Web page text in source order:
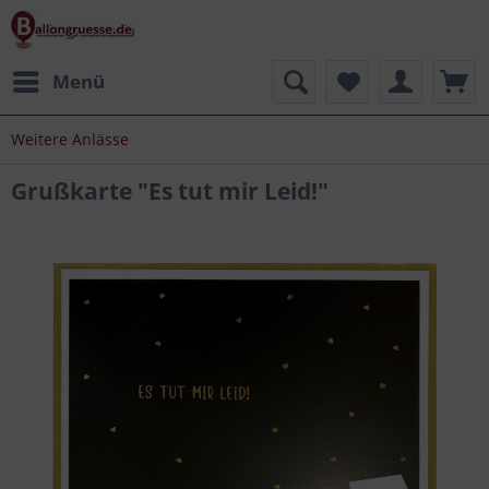
Menü
Weitere Anlässe
Grußkarte "Es tut mir Leid!"